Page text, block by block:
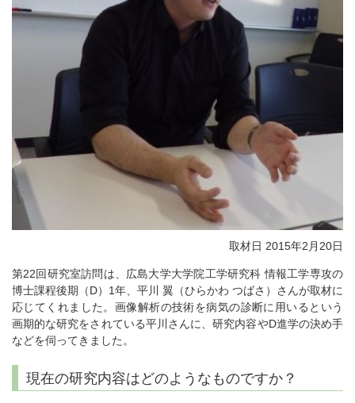
取材日 2015年2月20日
第22回研究室訪問は、広島大学大学院工学研究科 情報工学専攻の
博士課程後期（D）1年、平川 翼（ひらかわ つばさ）さんが取材に
応じてくれました。画像解析の技術を病気の診断に用いるという
画期的な研究をされている平川さんに、研究内容やD進学の決め手
などを伺ってきました。
現在の研究内容はどのようなものですか？